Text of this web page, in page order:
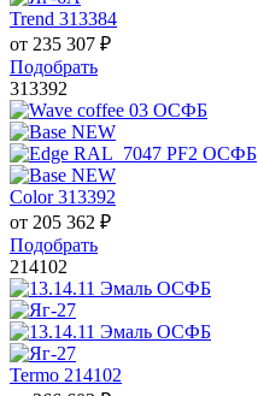
Trend 313384
от 235 307 ₽
Подобрать
313392
Color 313392
от 205 362 ₽
Подобрать
214102
Termo 214102